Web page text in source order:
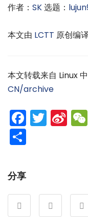
作者： SK选题：
本文由 LCTT 原创编
本文转载来自 Linux
CN/archive
分享